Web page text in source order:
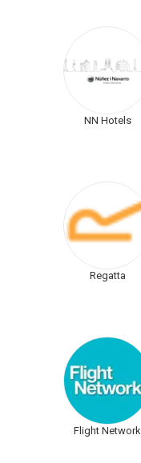
NN Hotels
Regatta
Flight Network